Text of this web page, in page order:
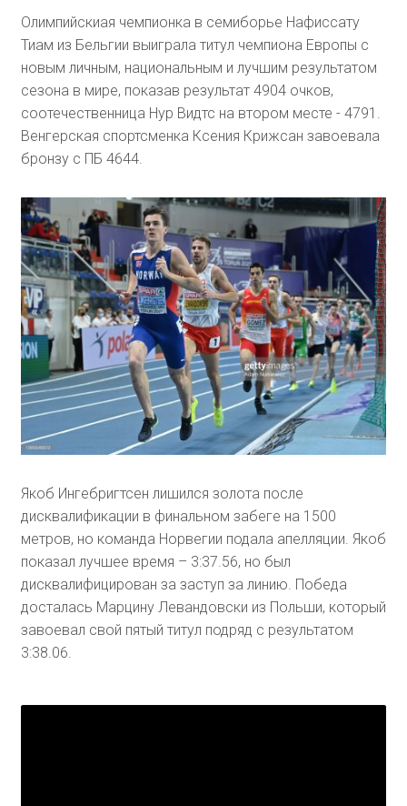
Олимпийскиая чемпионка в семиборье Нафиссату
Тиам из Бельгии выиграла титул чемпиона Европы с
новым личным, национальным и лучшим результатом
сезона в мире, показав результат 4904 очков,
соотечественница Нур Видтс на втором месте - 4791.
Венгерская спортсменка Ксения Крижсан завоевала
бронзу с ПБ 4644.
Якоб Ингебригтсен лишился золота после
дисквалификации в финальном забеге на 1500
метров, но команда Норвегии подала апелляции. Якоб
показал лучшее время – 3:37.56, но был
дисквалифицирован за заступ за линию. Победа
досталась Марцину Левандовски из Польши, который
завоевал свой пятый титул подряд с результатом
3:38.06.